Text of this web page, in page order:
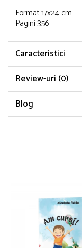
Format 17x24 cm
Pagini 356
Caracteristici
Review-uri (0)
Blog